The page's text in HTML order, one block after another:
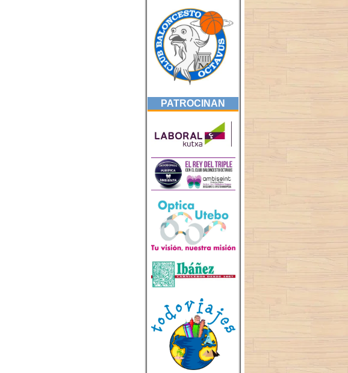
PATROCINAN